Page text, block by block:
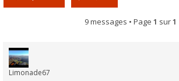
9 messages • Page 1 sur1
Limonade67